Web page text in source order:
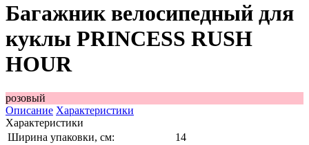
Багажник велосипедный для
куклы PRINCESS RUSH
HOUR
розовый
Описание Характеристики
Характеристики
Ширина упаковки, см:
14